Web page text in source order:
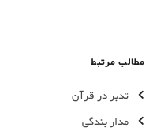
مطالب مرتبط
تدبر در قرآن
مدار بندگی